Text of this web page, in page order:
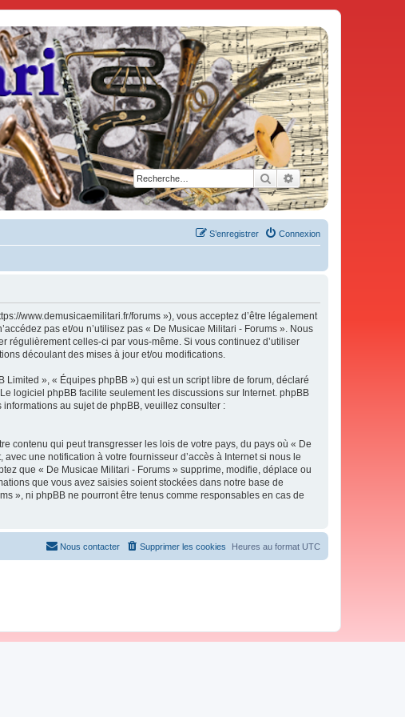
Rechercher
Recherche avancée
Connexion
S’enregistrer
www.demusicaemilitari.fr/forums »), vous acceptez d’être légalement
pas et/ou n’utilisez pas « De Musicae Militari - Forums ». Nous
régulièrement celles-ci par vous-même. Si vous continuez d’utiliser
découlant des mises à jour et/ou modifications.
», « Équipes phpBB ») qui est un script libre de forum, déclaré
logiciel phpBB facilite seulement les discussions sur Internet. phpBB
au sujet de phpBB, veuillez consulter :
contenu qui peut transgresser les lois de votre pays, du pays où « De
une notification à votre fournisseur d’accès à Internet si nous le
que « De Musicae Militari - Forums » supprime, modifie, déplace ou
que vous avez saisies soient stockées dans notre base de
», ni phpBB ne pourront être tenus comme responsables en cas de
Heures au format UTC
Supprimer les cookies
Nous contacter